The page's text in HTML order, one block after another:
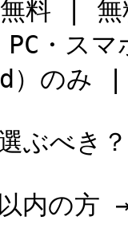
| 無
・ス
）のみ |
ぶべき
の方